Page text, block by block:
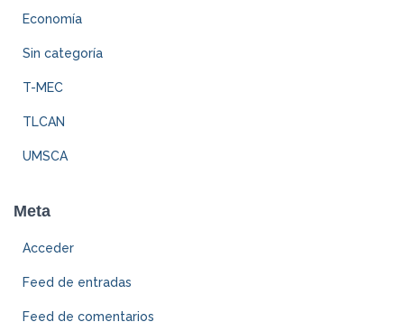
Economía
Sin categoría
T-MEC
TLCAN
UMSCA
Meta
Acceder
Feed de entradas
Feed de comentarios